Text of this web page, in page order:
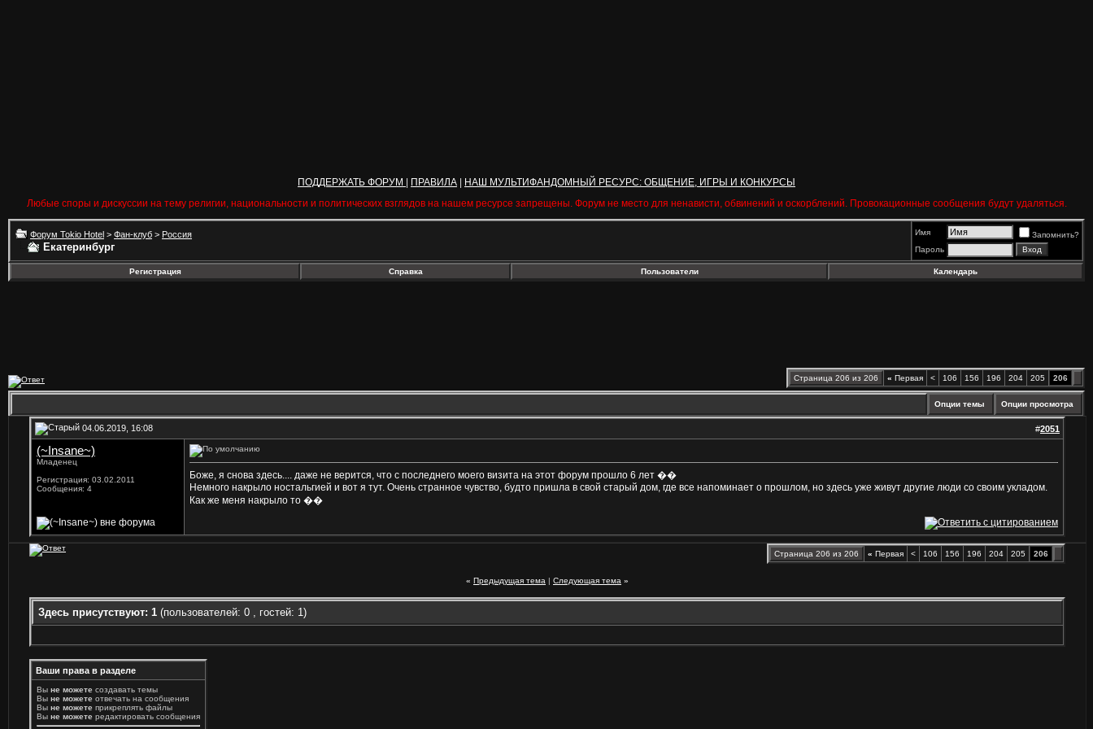
ПОДДЕРЖАТЬ ФОРУМ ПРАВИЛА
НАШ МУЛЬТИФАНДОМНЫЙ РЕСУРС: ОБЩЕНИЕ, ИГРЫ И КОНКУРСЫ
Любые споры и дискуссии на тему религии, национальности и политических взглядов на нашем ресурсе запрещены. Форум не место для ненависти, обвинений и оскорблений. Провокационные сообщения будут удаляться.
Форум Tokio Hotel > Фан-клуб > Россия
Екатеринбург
Имя
Запомнить?
Пароль
Регистрация Справка Пользователи Календарь
Страница 206 из 206 « Первая < 106 156 196 204 205 206
Опции темы Опции просмотра
04.06.2019, 16:08 #2051
(~Insane~)
Младенец
Регистрация: 03.02.2011
Сообщения: 4
Боже, я снова здесь.... даже не верится, что с последнего моего визита на этот форум прошло 6 лет ��
Немного накрыло ностальгией и вот я тут. Очень странное чувство, будто пришла в свой старый дом, где все напоминает о прошлом, но здесь уже живут другие люди со своим укладом.
Как же меня накрыло то ��
Страница 206 из 206 « Первая < 106 156 196 204 205 206
« Предыдущая тема | Следующая тема »
Здесь присутствуют: 1 (пользователей: 0 , гостей: 1)
Ваши права в разделе
Вы не можете создавать темы
Вы не можете отвечать на сообщения
Вы не можете прикреплять файлы
Вы не можете редактировать сообщения